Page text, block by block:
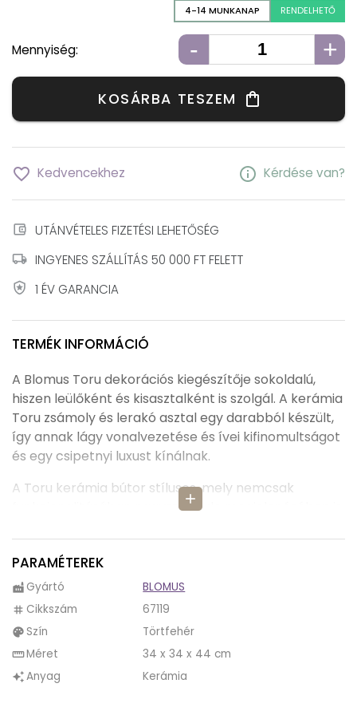
4-14 MUNKANAP RENDELHETŐ
Mennyiség: - +
KOSÁRBA TESZEM shopping_bag
favorite_border Kedvencekhez info Kérdése van?
account_balance_wallet UTÁNVÉTELES FIZETÉSI LEHETŐSÉG
local_shipping INGYENES SZÁLLÍTÁS 50 000 FT FELETT
local_police 1 ÉV GARANCIA
TERMÉK INFORMÁCIÓ
add
A Blomus Toru dekorációs kiegészítője sokoldalú,
hiszen leülőként és kisasztalként is szolgál. A kerámia
Toru zsámoly és lerakó asztal egy darabból készült,
így annak lágy vonalvezetése és ívei kifinomultságot
és egy csipetnyi luxust kínálnak.
A Toru kerámia bútor stílusos, mely nemcsak
funkcionalitásában nagyszerű, de megjelenésében is
művészetét egy új szintre tudjuk emelni a Toru
használatával.
A Toru kerámia asztal és leülő modern színeivel,
különleges formáival tökéletesen illeszkedik több
stílusú lakberendezési enteriőrökbe. Ha kedvünk van,
akkor székként használhatjuk és lehuppanhatunk rá,
de használhatjuk kis tároló asztalnak is nappalinkba,
PARAMÉTEREK
factory Gyártó BLOMUS
tag Cikkszám 67119
palette Szín Törtfehér
straightenMéret 34 x 34 x 44 cm
auto_awesomeAnyag Kerámia